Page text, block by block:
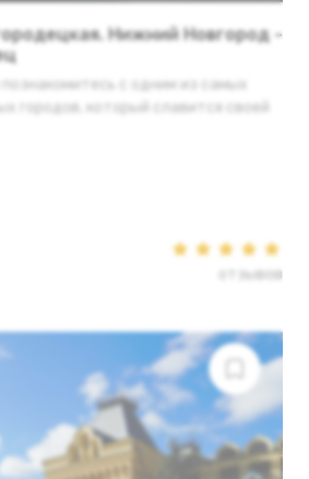
Нижний Новгород -
познакомитесь с одним из самых
городов, который славится своей
отзывов